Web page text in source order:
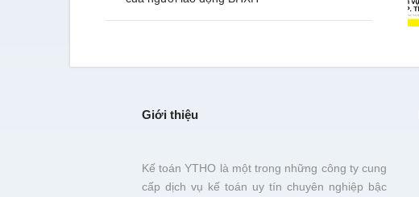
Giới thiệu
Kế toán YTHO là một trong những công ty cung
cấp dịch vụ kế toán uy tín chuyên nghiệp bậc